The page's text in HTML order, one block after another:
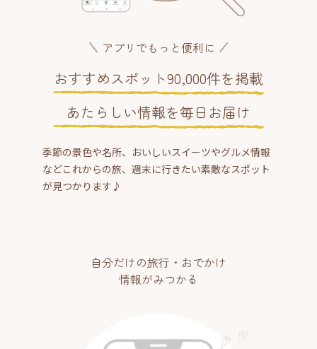
アプリでもっと便利に
おすすめスポット90,000件を掲載
あたらしい情報を毎日お届け
季節の景色や名所、おいしいスイーツやグルメ情報
などこれからの旅、週末に行きたい素敵なスポット
が見つかります♪
自分だけの旅行・おでかけ
情報がみつかる